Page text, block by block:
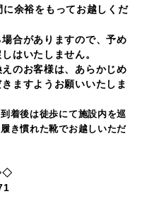
余裕をもってお越しくだ
合がありますので、予め
はいたしません。
のお客様は、あらかじめ
ますようお願いいたしま
着後は徒歩にて施設内を巡
き慣れた靴でお越しいただ